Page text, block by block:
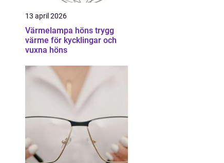
13 april 2026
Värmelampa höns trygg
värme för kycklingar och
vuxna höns